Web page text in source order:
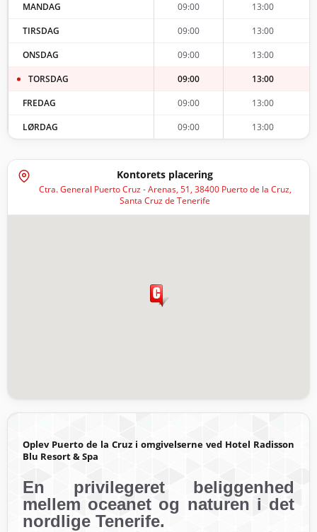
MANDAG 09:00
13:00
TIRSDAG
09:00
13:00
ONSDAG
09:00
13:00
TORSDAG
09:00
13:00
FREDAG
09:00
13:00
LØRDAG
09:00 13:00
Kontorets placering
Ctra. General Puerto Cruz - Arenas, 51, 38400 Puerto de la Cruz,
Santa Cruz de Tenerife
Oplev Puerto de la Cruz i omgivelserne ved Hotel Radisson
Blu Resort & Spa
En privilegeret beliggenhed
mellem oceanet og naturen i det
nordlige Tenerife.